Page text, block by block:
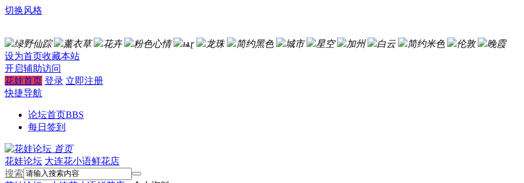
切换风格
绿野仙踪 薰衣草 花卉 粉色心情 ѩɽ 龙珠 简约黑色 城市 星空 加州 白云 简约米色 伦敦
晚霞
设为首页收藏本站
开启辅助访问
花娃首页 登录 立即注册
快捷导航
论坛首页BBS
每日签到
首页
花娃论坛 大连花小语鲜花店
搜索